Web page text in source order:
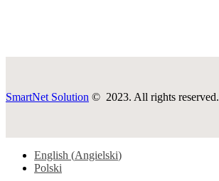
SmartNet Solution © 2023. All rights reserved.
English (Angielski)
Polski